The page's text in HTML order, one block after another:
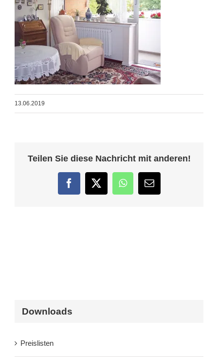
13.06.2019
Teilen Sie diese Nachricht mit anderen!
FacebookTwitterWhatsApp
E-
Mail
Downloads
Preislisten